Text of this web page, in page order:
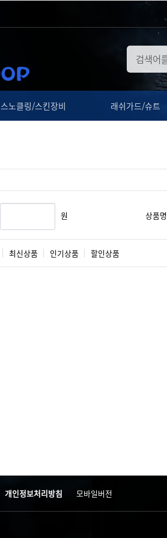
스노클링/스킨장비 래쉬가드/슈트
원 상품명
최신상품 인기상품 할인상품
개인정보처리방침 모바일버전